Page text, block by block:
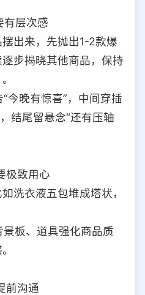
有层次感
出来，先抛出1-2款爆
步揭晓其他商品，保持
今晚有惊喜”，中间穿插
结尾留悬念“还有压轴
极致用心
洗衣液五包堆成塔状，
板、道具强化商品质
前沟通